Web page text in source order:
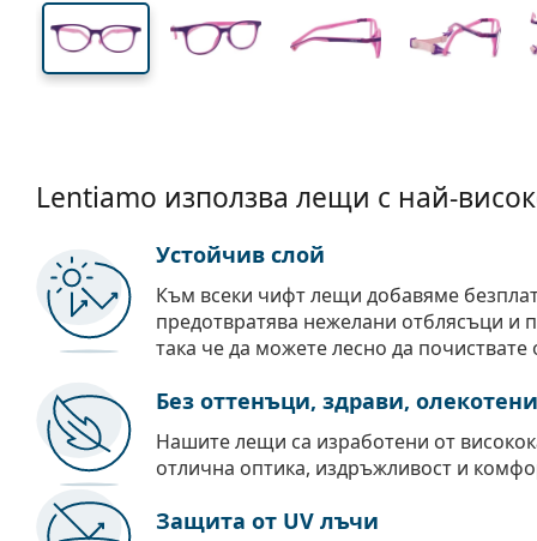
Lentiamo използва лещи с най-
Устойчив слой
Към всеки чифт лещи добавяме
предотвратява нежелани отблясъци и
така че да можете лесно да почиствате
Без оттенъци, здрави, олекотени
Нашите лещи са изработени от
отлична оптика, издръжливост и
Защита от UV лъчи